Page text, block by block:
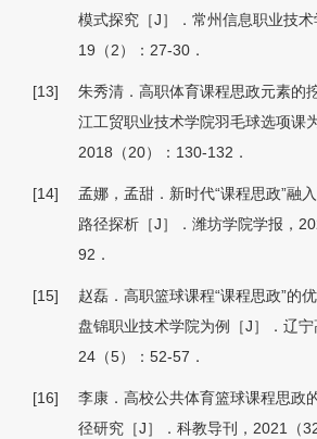
模式探究［J］．常州信息职业技术
19（2）：27-30．
[13]
朱秀清．高职体育课程思政元素
江工贸职业技术学院羽毛球选项课
2018（20）：130-132．
[14]
孟娜，孟甜．新时代“课程思政”融
路径探析［J］．潍坊学院学报，
92．
[15]
赵磊．高职篮球课程“课程思政”
盘锦职业技术学院为例［J］．辽宁
24（5）：52-57．
[16]
李康．高校公共体育篮球课程思政
径研究［J］．科教导刊，2021（